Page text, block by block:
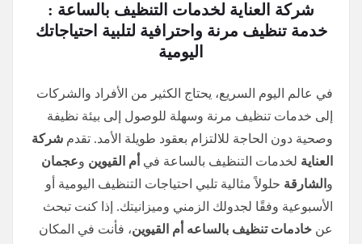
شركة العناية لخدمات التنظيف بالساعة :
خدمة تنظيف مرنة واحترافية لتلبية احتياجاتك
اليومية
في عالم اليوم السريع، يحتاج الكثير من الأفراد والشركات
إلى خدمات تنظيف مرنة وسهلة للوصول إلى بيئة نظيفة
وصحية دون الحاجة للالتزام بعقود طويلة الأمد. تقدم شركة
العناية لخدمات التنظيف بالساعة في أم القيوين وعجمان
و الشارقة حلولاً مثالية تلبي احتياجات التنظيف اليومية أو
الأسبوعية وفقًا لجدولك الزمني وميزانيتك. إذا كنت تبحث
عن خادمات تنظيف بالساعه أم القيوين، فأنت في المكان